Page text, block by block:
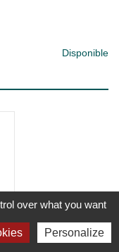
Disponible
over what you want
Personalize